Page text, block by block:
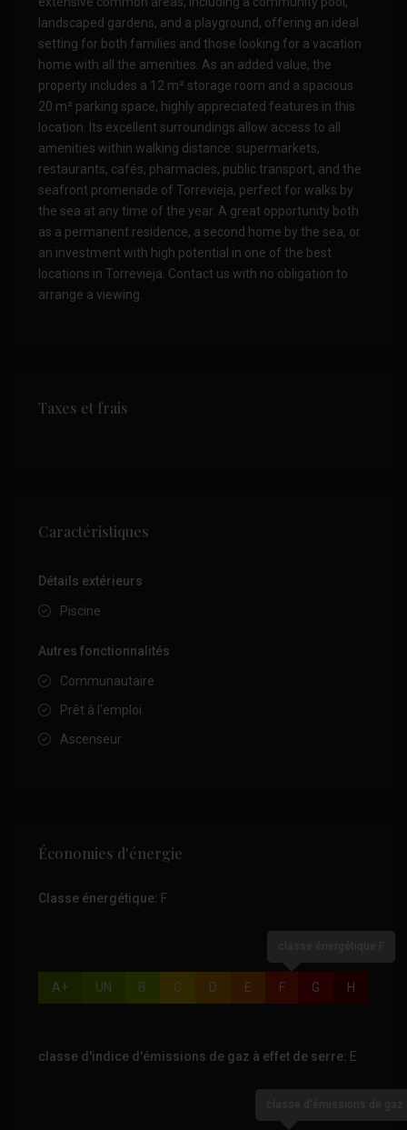
landscaped gardens, and a playground, offering an ideal
setting for both families and those looking for a vacation
home with all the amenities. As an added value, the
property includes a 12 m² storage room and a spacious
20 m² parking space, highly appreciated features in this
location. Its excellent surroundings allow access to all
amenities within walking distance: supermarkets,
restaurants, cafés, pharmacies, public transport, and the
seafront promenade of Torrevieja, perfect for walks by
the sea at any time of the year. A great opportunity both
as a permanent residence, a second home by the sea, or
an investment with high potential in one of the best
locations in Torrevieja. Contact us with no obligation to
arrange a viewing.
Taxes et frais
Caractéristiques
Détails extérieurs
Piscine
Autres fonctionnalités
Communautaire
Prêt à l'emploi
Ascenseur
Économies d'énergie
Classe énergétique: F
A+ UN B C D E F G H
classe d'indice d'émissions de gaz à effet de serre: E